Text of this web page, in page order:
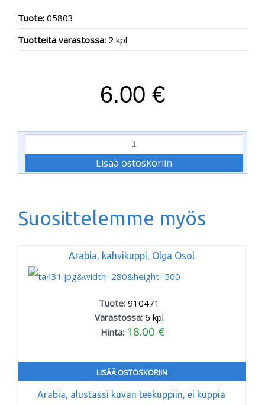
Tuote: 05803
Tuotteita varastossa: 2 kpl
6.00 €
Suosittelemme myös
Arabia, kahvikuppi, Olga Osol
Tuote: 910471
Varastossa: 6 kpl
Hinta: 18.00 €
LISÄÄ OSTOSKORIIN
Arabia, alustassi kuvan teekuppiin, ei kuppia